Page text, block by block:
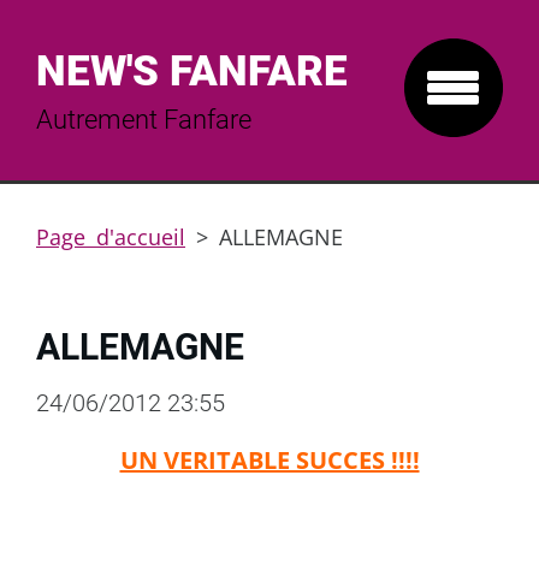
NEW'S FANFARE
Autrement Fanfare
Page d'accueil > ALLEMAGNE
ALLEMAGNE
24/06/2012 23:55
UN VERITABLE SUCCES !!!!